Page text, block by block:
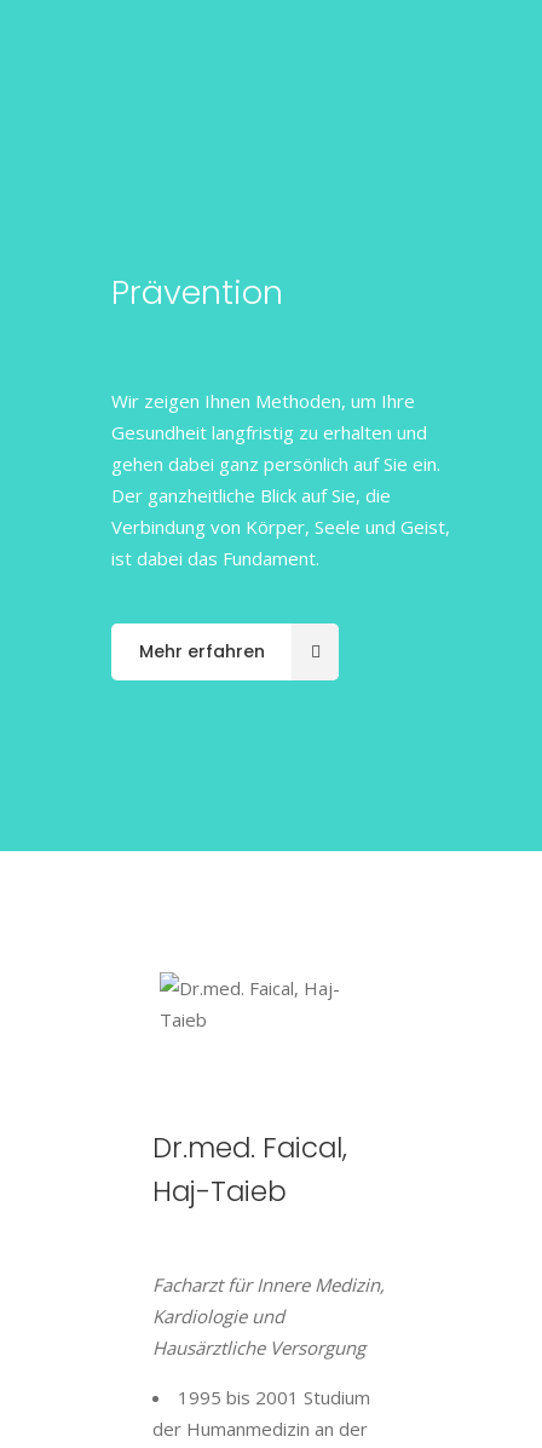
Prävention
Wir zeigen Ihnen Methoden, um Ihre
Gesundheit langfristig zu erhalten und
gehen dabei ganz persönlich auf Sie ein.
Der ganzheitliche Blick auf Sie, die
Verbindung von Körper, Seele und Geist,
ist dabei das Fundament.
Mehr erfahren
Dr.med. Faical,
Haj-Taieb
Facharzt für Innere Medizin,
Kardiologie und
Hausärztliche Versorgung
1995 bis 2001 Studium
der Humanmedizin an der